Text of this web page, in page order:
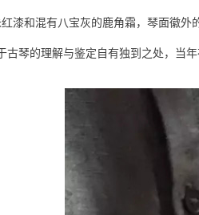
漆和混有八宝灰的鹿角霜，琴面徽
古琴的理解与鉴定自有独到之处，当